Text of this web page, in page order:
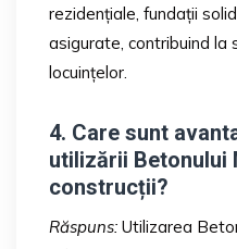
rezidențiale, fundații
asigurate, contribuind la
locuințelor.
4. Care sunt
utilizării Betonului
construcții?
Răspuns: Utilizarea